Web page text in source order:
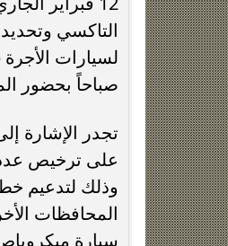
لسيارات
صباحاً بحضور
تجدر الإشارة
وذلك لتدعيم